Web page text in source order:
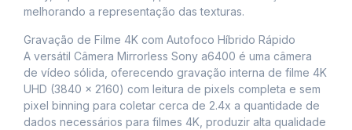
melhorando a representação das texturas.
Gravação de Filme 4K com Autofoco Híbrido Rápido
A versátil Câmera Mirrorless Sony a6400 é uma câmera
de vídeo sólida, oferecendo gravação interna de filme 4K
UHD (3840 x 2160) com leitura de pixels completa e sem
pixel binning para coletar cerca de 2.4x a quantidade de
dados necessários para filmes 4K, produzir alta qualidade